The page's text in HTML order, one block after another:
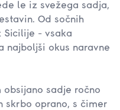
le iz svežega sadja,
Od sočnih
Sicilije - vsaka
najboljši okus naravne
obsijano sadje ročno
skrbo oprano, s čimer